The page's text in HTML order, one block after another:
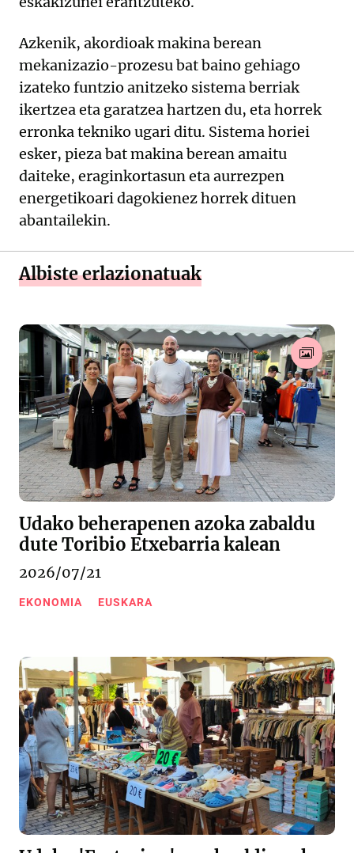
Azkenik, akordioak makina berean
mekanizazio-prozesu bat baino gehiago
izateko funtzio anitzeko sistema berriak
ikertzea eta garatzea hartzen du, eta horrek
erronka tekniko ugari ditu. Sistema horiei
esker, pieza bat makina berean amaitu
daiteke, eraginkortasun eta aurrezpen
energetikoari dagokienez horrek dituen
abantailekin.
Albiste erlazionatuak
Udako beherapenen azoka zabaldu
dute Toribio Etxebarria kalean
2026/07/21
EKONOMIA EUSKARA